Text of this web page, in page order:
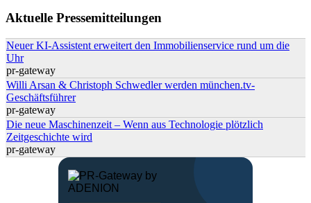
Aktuelle Pressemitteilungen
Neuer KI-Assistent erweitert den Immobilienservice rund um die
Uhr
pr-gateway
Willi Arsan & Christoph Schwedler werden münchen.tv-
Geschäftsführer
pr-gateway
Die neue Maschinenzeit – Wenn aus Technologie plötzlich
Zeitgeschichte wird
pr-gateway